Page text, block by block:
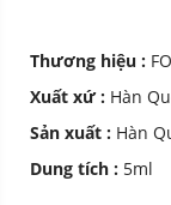
Thương hiệu :
Xuất xứ : Hàn
Sản xuất : Hàn
Dung tích : 5ml